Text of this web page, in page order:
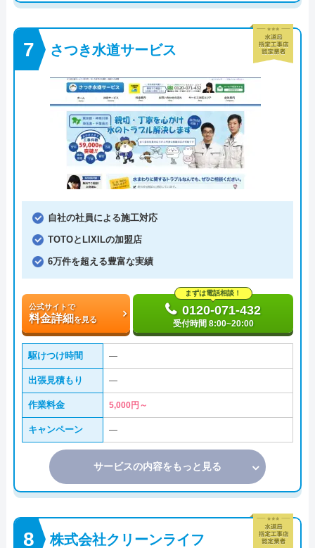
さつき水道サービス
自社の社員による施工対応
TOTOとLIXILの加盟店
6万件を超える豊富な実績
公式サイトで
料金詳細を見る
まずは電話相談！
0120-071-432
受付時間 8:00~20:00
駆けつけ時間 ―
出張見積もり ―
作業料金 5,000円～
キャンペーン ―
サービスの内容をもっと見る
株式会社クリーンライフ